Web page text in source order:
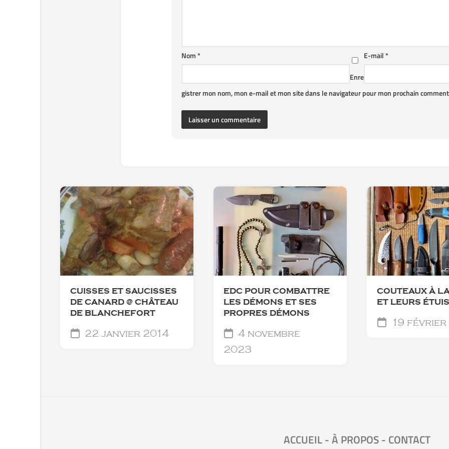
E-mail*
Nom*
Enre
gistrer mon nom, mon e-mail et mon site dans le navigateur pour mon prochain
CUISSES ET SAUCISSES
DE CANARD @ CHÂTEAU
DE BLANCHEFORT
22 janvier 2014
EDC POUR COMBATTRE
LES DÉMONS ET SES
PROPRES DÉMONS
4 novembre
2023
COUTEAUX À
ET LEURS ÉTUIS
19 février
ACCUEIL-À PROPOS- CONTACT